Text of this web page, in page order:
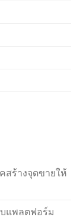
สร้างจุดขายให้
บแพลตฟอร์ม